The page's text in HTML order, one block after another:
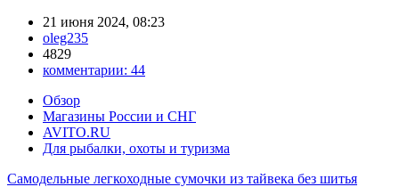
21 июня 2024, 08:23
oleg235
4829
комментарии: 44
Обзор
Магазины России и СНГ
AVITO.RU
Для рыбалки, охоты и туризма
Самодельные легкоходные сумочки из тайвека без шитья